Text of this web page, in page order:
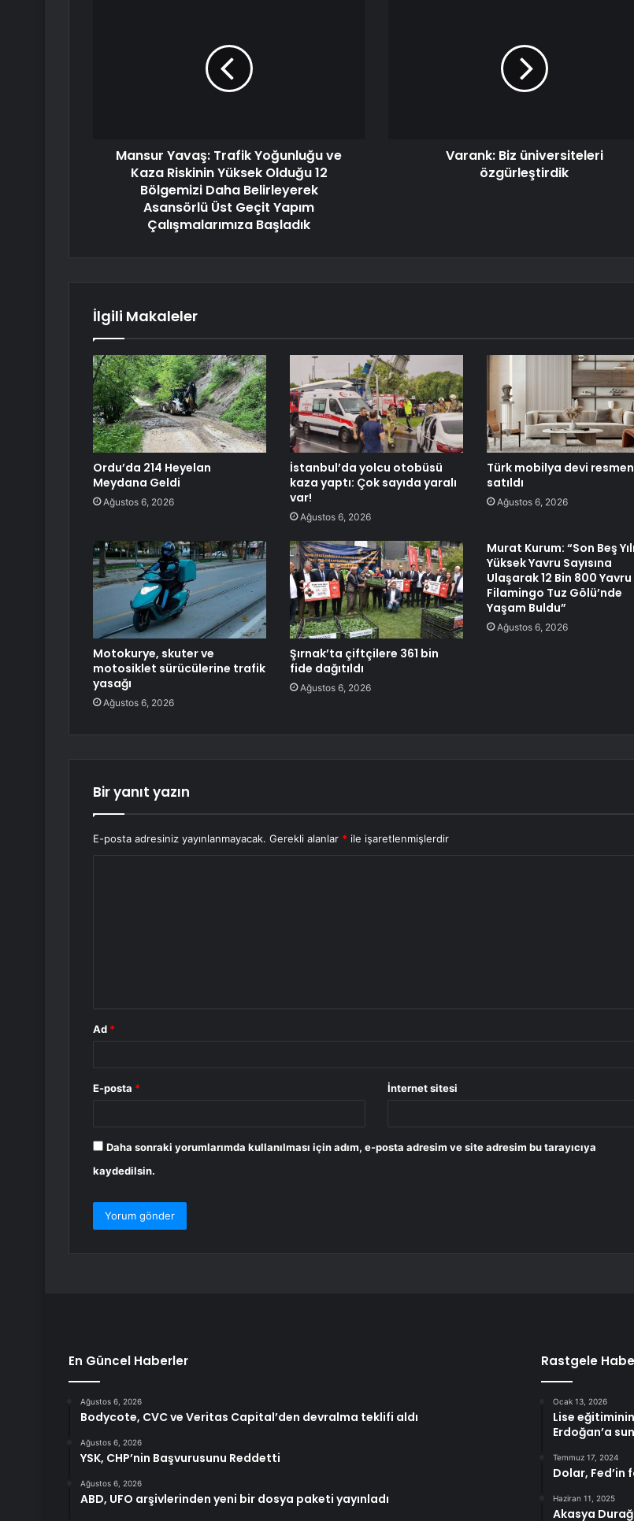
Mansur Yavaş: Trafik Yoğunluğu ve
Kaza Riskinin Yüksek Olduğu 12
Bölgemizi Daha Belirleyerek
Asansörlü Üst Geçit Yapım
Çalışmalarımıza Başladık
Varank: Biz üniversiteleri
özgürleştirdik
İlgili Makaleler
Ordu’da 214 Heyelan
Meydana Geldi
Ağustos 6, 2026
İstanbul’da yolcu otobüsü
kaza yaptı: Çok sayıda yaralı
var!
Ağustos 6, 2026
Türk mobilya devi resmen
satıldı
Ağustos 6, 2026
Motokurye, skuter ve
motosiklet sürücülerine trafik
yasağı
Ağustos 6, 2026
Şırnak’ta çiftçilere 361 bin
fide dağıtıldı
Ağustos 6, 2026
Murat Kurum: “Son Beş
Yüksek Yavru Sayısına
Ulaşarak 12 Bin 800 Yavru
Filamingo Tuz Gölü’nde
Yaşam Buldu”
Ağustos 6, 2026
Bir yanıt yazın
E-posta adresiniz yayınlanmayacak. Gerekli alanlar * ile işaretlenmişlerdir
Ad *
E-posta * İnternet sitesi
Daha sonraki yorumlarımda kullanılması için adım, e-posta adresim ve site adresim bu tarayıcıya
kaydedilsin.
En Güncel Haberler
Ağustos 6, 2026
Bodycote, CVC ve Veritas Capital’den devralma teklifi aldı
Ağustos 6, 2026
YSK, CHP’nin Başvurusunu Reddetti
Ağustos 6, 2026
ABD, UFO arşivlerinden yeni bir dosya paketi yayınladı
Rastgele
Ocak 13, 2026
Lise
Erdoğan’a
Temmuz 17, 2024
Dolar, Fed’in
Haziran 11, 2025
Akasya